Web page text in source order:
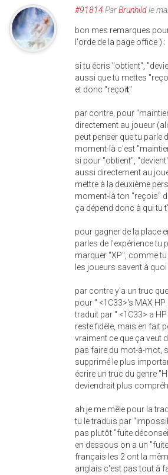
#91814 ParBrunhildle
bon mes remarques
l'orde de la page office ) :
si tu écris "obtient",
aussi que tu mettes
et donc "reçoit"
par contre, pour
directement au joueur
peut penser que tu parle
moment-là c'est
si pour "obtient",
aussi directement au
mettre à la deuxième
moment-là ton "reçois"
ça dépend donc à qui tu
pour gagner de la place
parles de l'expérience tu
marquer "XP", comme
les joueurs savent à
par contre y'a un truc
pour " <1C33>'s MAX HP
traduit par " <1C33> a
reste fidèle, mais en fait
vraiment ce que ça veut
pas faire du mot-à-mot,
supprimé le plus
écrire un truc du genre
deviendrait plus
ah je me mêle pour la
tu le traduis par
pas plutôt "fuite
en dessous on a un
français les 2 ont la
anglais c'est pas tout à